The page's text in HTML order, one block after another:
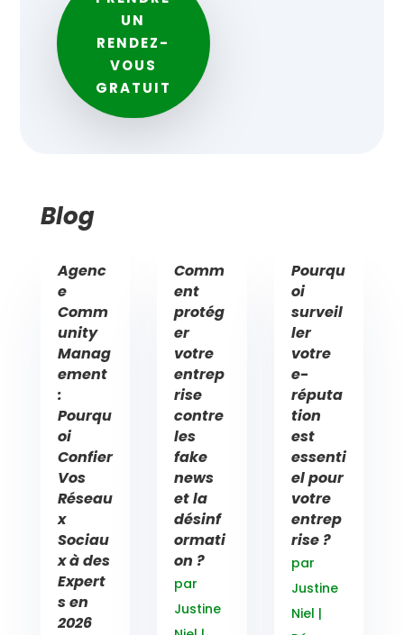
UN
RENDEZ-
VOUS
GRATUIT
Blog
Agenc
e
Comm
unity
Manag
ement
:
Pourqu
oi
Confier
Vos
Réseau
x
Sociau
x à des
Expert
s en
2026
Comm
ent
protég
er
votre
entrep
rise
contre
les
fake
news
et la
désinf
ormati
on ?
par
Justine
Pourqu
oi
surveil
ler
votre
e-
réputa
tion
est
essenti
el pour
votre
entrep
rise ?
par
Justine
Niel |